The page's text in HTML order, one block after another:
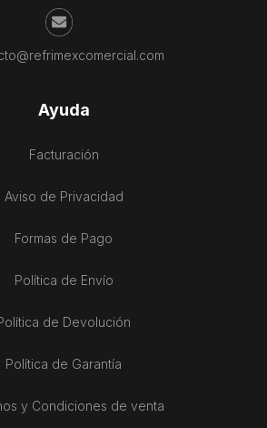
Ayuda
Facturación
Aviso de Privacidad
Formas de Pago
Política de Envío
de Devolución
Política de Garantía
y Condiciones de venta